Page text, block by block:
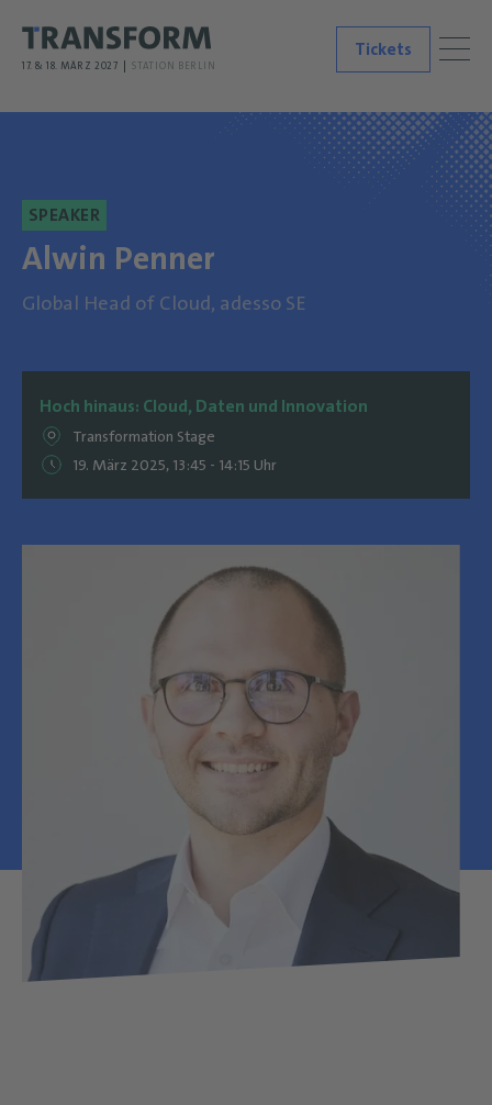
17. & 18. MÄRZ 2027 STATION BERLIN
Tickets
SPEAKER
Alwin Penner
Global Head of Cloud, adesso SE
Hoch hinaus: Cloud, Daten und Innovation
Transformation Stage
19. März 2025, 13:45 - 14:15 Uhr